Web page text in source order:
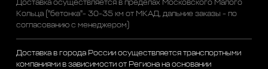
Доставка осуществляется в пределах Московского Малого
Кольца ("бетонка"- 30-35 км от МКАД, дальние заказы - по
согласованию с менеджером)
Доставка в города России осуществляется транспортными
компаниями в зависимости от Региона на основании